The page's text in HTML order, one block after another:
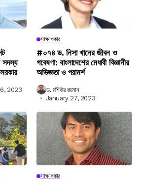
সদস্য
2023
সাক্ষাৎকার
#০৭৪ ড. নিসা খানের জীবন ও
গবেষণা: বাংলাদেশের মেধাবী বিজ্ঞানীর
অভিজ্ঞতা ও পরামর্শ
ড. মশিউর রহমান
January 27, 2023
সাক্ষাৎকার